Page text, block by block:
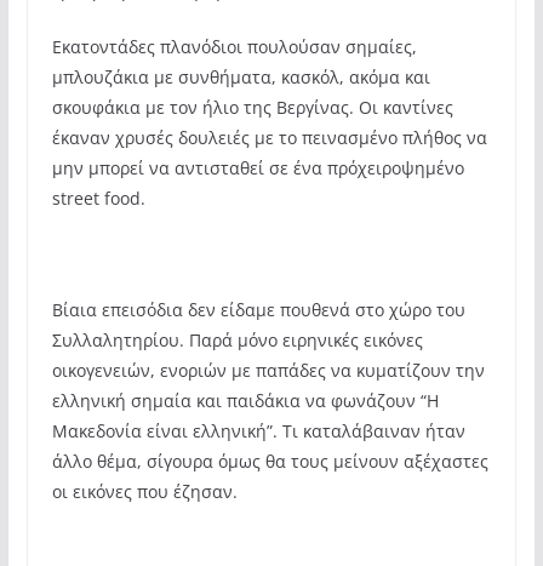
Εκατοντάδες πλανόδιοι πουλούσαν σημαίες,
μπλουζάκια με συνθήματα, κασκόλ, ακόμα και
σκουφάκια με τον ήλιο της Βεργίνας. Οι καντίνες
έκαναν χρυσές δουλειές με το πεινασμένο πλήθος να
μην μπορεί να αντισταθεί σε ένα πρόχειροψημένο
street food.
Βίαια επεισόδια δεν είδαμε πουθενά στο χώρο του
Συλλαλητηρίου. Παρά μόνο ειρηνικές εικόνες
οικογενειών, ενοριών με παπάδες να κυματίζουν την
ελληνική σημαία και παιδάκια να φωνάζουν “Η
Μακεδονία είναι ελληνική”. Τι καταλάβαιναν ήταν
άλλο θέμα, σίγουρα όμως θα τους μείνουν αξέχαστες
οι εικόνες που έζησαν.